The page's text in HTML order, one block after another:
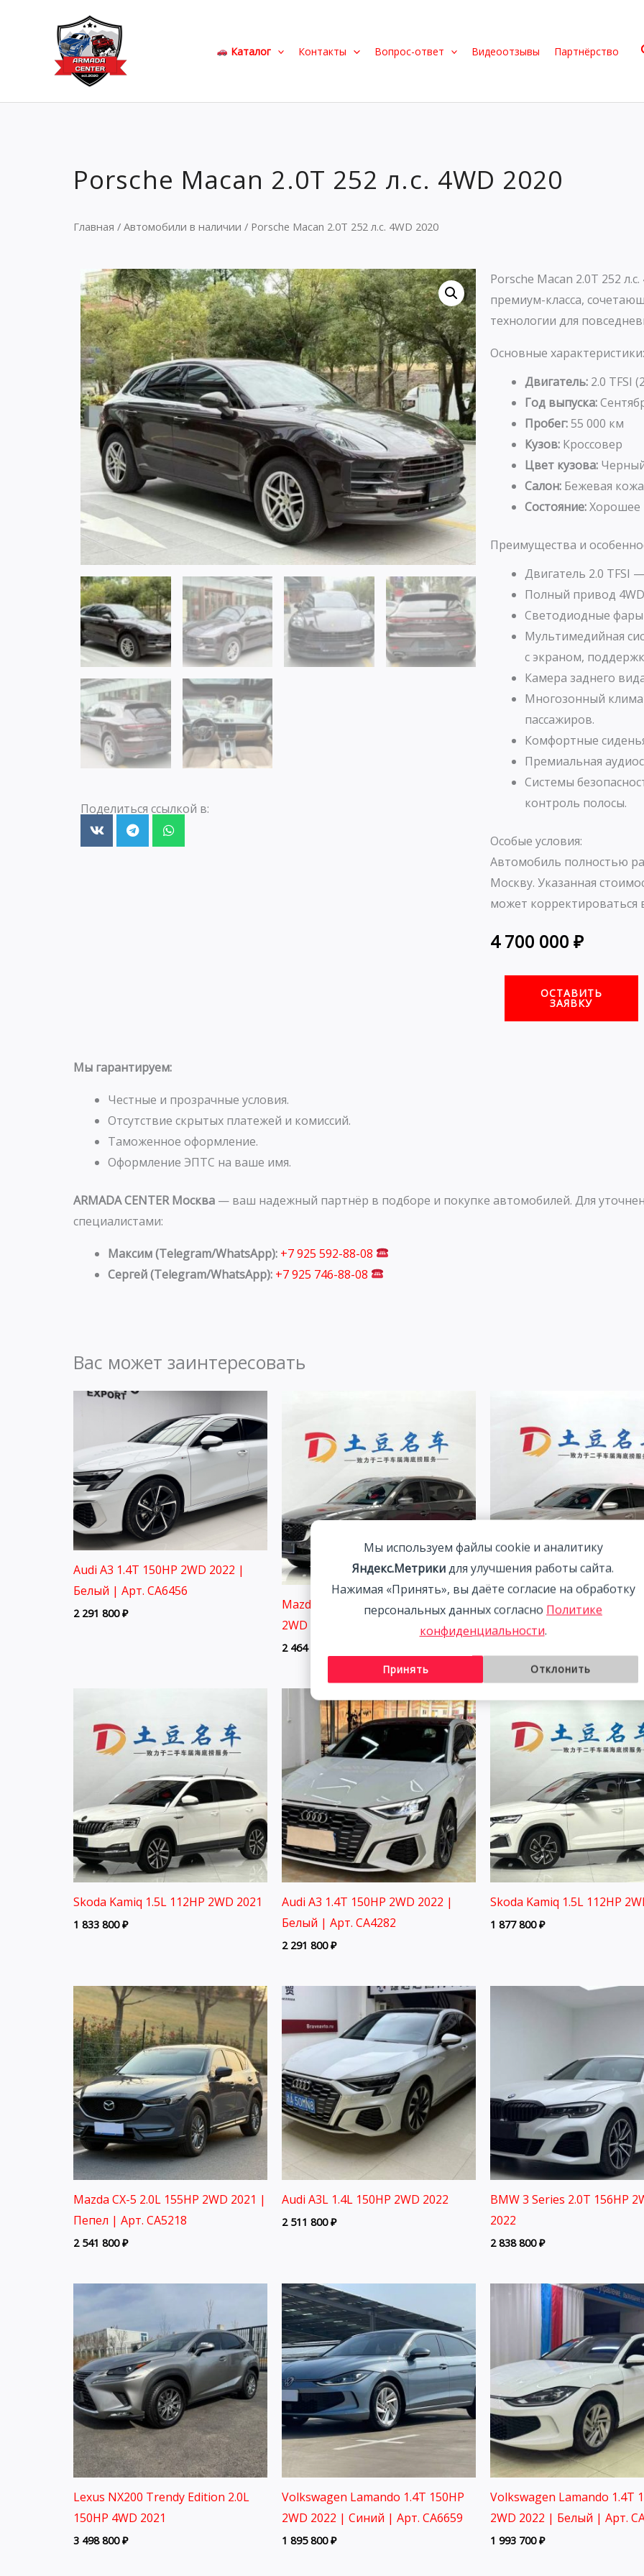
содержимому
Каталог Контакты Вопрос-ответ Видеоотзывы Партнёрство
Porsche Macan 2.0T 252 л.с. 4WD 2020
Главная / Автомобили в наличии / Porsche Macan 2.0T 252 л.с. 4WD 2020
Поделиться ссылкой в:
Porsche Macan 2.0T 252
премиум-класса,
технологии для
Основные характеристики:
Двигатель: 2.0 TFSI
Год выпуска:
Пробег:55 000 км
Кузов: Кроссовер
Цвет кузова:
Салон: Бежевая
Состояние:Хорошее
Преимущества и
Двигатель 2.0 TFSI
Полный привод
Светодиодные фары
Мультимедийная
с экраном,
Камера заднего
Многозонный
пассажиров.
Комфортные
Премиальная
Системы
контроль полосы.
Особые условия:
Автомобиль полностью
Москву. Указанная
может корректироваться
4 700 000 ₽
ОСТАВИТЬ
ЗАЯВКУ
Мы гарантируем:
Честные и прозрачные условия.
Отсутствие скрытых платежей и комиссий.
Таможенное оформление.
Оформление ЭПТС на ваше имя.
ARMADA CENTER Москва — ваш надежный партнёр в подборе и покупке автомобилей. Для
специалистами:
Максим (Telegram/WhatsApp): +7 925 592-88-08
Сергей (Telegram/WhatsApp): +7 925 746-88-08
Вас может заинтересовать
Audi A3 1.4T 150HP 2WD 2022 |
Белый | Арт. CA6456
2 291 800₽
Mazda CX-5 Mazda CX-5 2.0L 155HP
2WD 2022
2 464 800
BMW 320Li 2.0T 156HP
Ким.
Skoda Kamiq 1.5L 112HP 2WD 2021
1 833 800₽
Audi A3 1.4T 150HP 2WD 2022 |
Белый | Арт. CA4282
2 291 800₽
Skoda Kamiq 1.5L 112HP
1 877 800₽
Mazda CX-5 2.0L 155HP 2WD 2021 |
Пепел | Арт. CA5218
2 541 800₽
Audi A3L 1.4L 150HP 2WD 2022
2 511 800₽
BMW 3 Series 2.0T 156HP
2022
2 838 800₽
Lexus NX200 Trendy Edition 2.0L
150HP 4WD 2021
3 498 800₽
Volkswagen Lamando 1.4T 150HP
2WD 2022 | Синий | Арт. CA6659
1 895 800₽
Volkswagen Lamando 1.4T
2WD 2022 | Белый | Арт.
1 993 700₽
Мы используем файлы cookie и аналитику
Яндекс.Метрикидля улучшения работы сайта.
Нажимая «Принять», вы даёте согласие на обработку
персональных данных согласно Политике
конфиденциальности.
Принять Отклонить